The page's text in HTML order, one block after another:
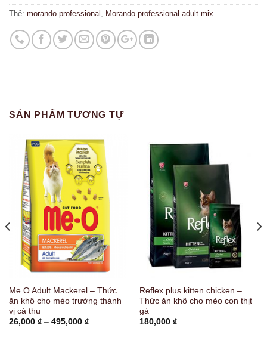
Thẻ: morando professional Morando professional adult mix
SẢN PHẨM TƯƠNG TỰ
Me O Adult Mackerel – Thức
ăn khô cho mèo trường thành
vị cá thu
26,000 ₫ – 495,000 ₫Khoảng
Reflex plus kitten chicken –
Thức ăn khô cho mèo con thịt
gà
180,000 ₫